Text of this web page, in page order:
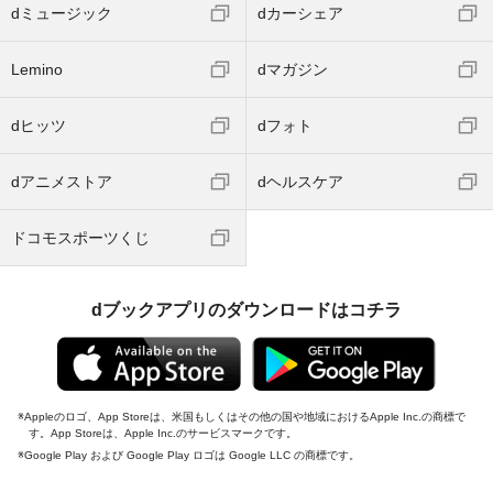
dミュージック dカーシェア
Lemino dマガジン
dヒッツ dフォト
dアニメストア dヘルスケア
ドコモスポーツくじ
dブックアプリのダウンロードはコチラ
Appleのロゴ、App Storeは、米国もしくはその他の国や地域におけるApple Inc.の商標で
す。App Storeは、Apple Inc.のサービスマークです。
Google Play および Google Play ロゴは Google LLC の商標です。